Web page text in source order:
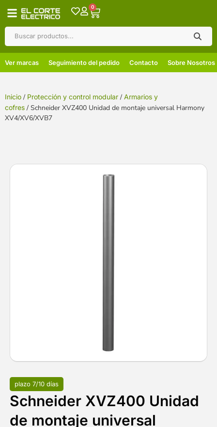
0
Ver marcas Seguimiento del pedido Contacto Sobre Nosotros
Inicio / Protección y control modular / Armarios y
cofres / Schneider XVZ400 Unidad de montaje universal Harmony
XV4/XV6/XVB7
plazo 7/10 días
Schneider XVZ400 Unidad
de montaje universal